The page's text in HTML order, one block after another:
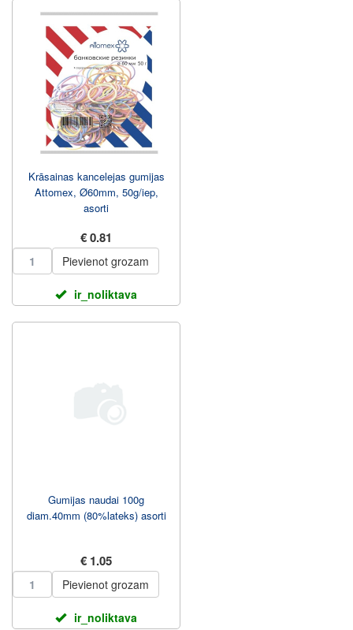
Krāsainas kancelejas gumijas
Attomex, Ø60mm, 50g/iep,
asorti
€ 0.81
Pievienot grozam
ir_noliktava
Gumijas naudai 100g
diam.40mm (80%lateks) asorti
€ 1.05
Pievienot grozam
ir_noliktava